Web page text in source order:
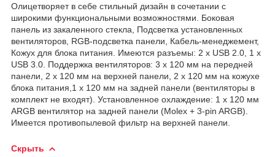
Олицетворяет в себе стильный дизайн в сочетании с
широкими функциональными возможностями. Боковая
панель из закаленного стекла, Подсветка установленных
вентиляторов, RGB-подсветка панели, Кабель-менеджемент,
Кожух для блока питания. Имеются разъемы: 2 x USB 2.0, 1 x
USB 3.0. Поддержка вентиляторов: 3 x 120 мм на передней
панели, 2 х 120 мм на верхней панели, 2 х 120 мм на кожухе
блока питания,1 х 120 мм на задней панели (вентиляторы в
комплект не входят). Установленное охлаждение: 1 х 120 мм
ARGB вентилятор на задней панели (Molex + 3-pin ARGB).
Имеется противопылевой фильтр на верхней панели.
Скрыть